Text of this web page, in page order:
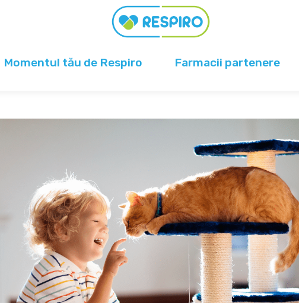
Momentul tău de Respiro Farmacii partenere